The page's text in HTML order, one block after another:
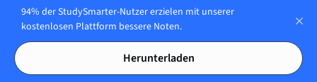
genau wie möglich zu beschreiben, um auch später
Aussagen beweisen zu können. Dabei kannst Du
unter anderem herausfinden, ob eine Funktion
94% der StudySmarter-Nutzer erzielen mit unserer
kostenlosen Plattform bessere Noten.
Herunterladen